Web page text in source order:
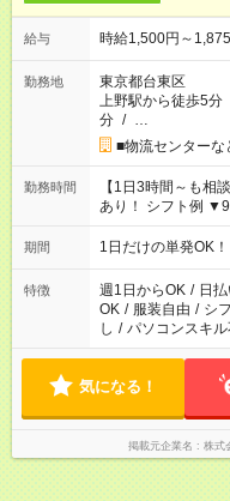
給与 時給1,500円～
勤務地
東京都台東区
上野駅から徒歩5分
分 / …
■物流センター
勤務時間
【1日3時間～も相
あり！ シフト例
▼18:00～21:00
期間 1日だけの単発OK
特徴 週1日からOK / 日
OK / 服装自由 / シ
し / パソコンスキ
気になる！
掲載元企業名 株式